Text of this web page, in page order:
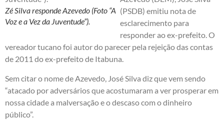
Zé Silva responde Azevedo (Foto “A
Voz e a Vez da Juventude”).
(PSDB) emitiu nota de
esclarecimento para
responder ao ex-prefeito. O
vereador tucano foi autor do parecer pela rejeição das contas
de 2011 do ex-prefeito de Itabuna.
Sem citar o nome de Azevedo, José Silva diz que vem sendo
“atacado por adversários que acostumaram a ver prosperar em
nossa cidade a malversação e o descaso com o dinheiro
público”.